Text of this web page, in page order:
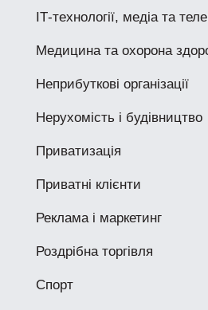
ІТ-технології, медіа та
Медицина та охорона
Неприбуткові організації
Нерухомість і будівництво
Приватизація
Приватні клієнти
Реклама і маркетинг
Роздрібна торгівля
Спорт